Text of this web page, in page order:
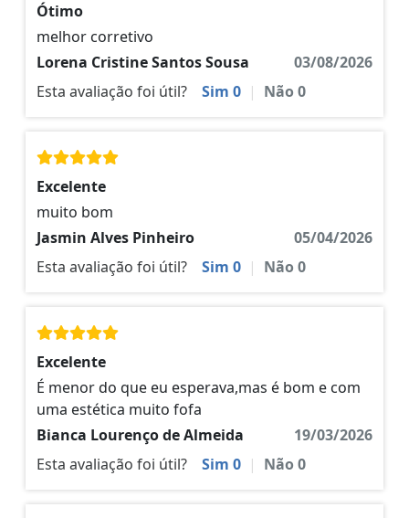
Ótimo
melhor corretivo
Lorena Cristine Santos Sousa
03/08/2026
Esta avaliação foi útil?
Sim 0 | Não0
Excelente
muito bom
Jasmin Alves Pinheiro
05/04/2026
Esta avaliação foi útil?
Sim 0 | Não0
Excelente
É menor do que eu esperava,mas é bom e com
uma estética muito fofa
Bianca Lourenço de Almeida
19/03/2026
Esta avaliação foi útil?
Sim 0 | Não0